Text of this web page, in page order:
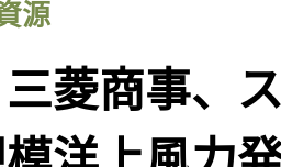
源
三菱商事、